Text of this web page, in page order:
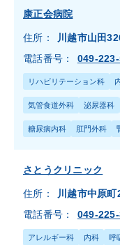
康正会病院
住所：
川越市山田
電話番号：
049-
リハビリテーション科
気管食道外科 泌尿器科
糖尿病内科 肛門外科
さとうクリニック
住所：
川越市中原
電話番号：
049-
アレルギー科 内科 呼